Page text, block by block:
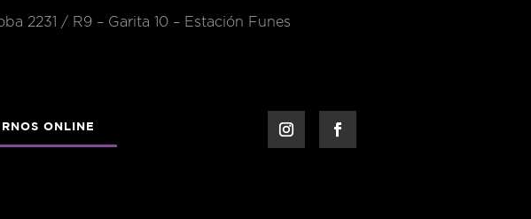
2231 / R9 – Garita 10 – Estación Funes
ONLINE